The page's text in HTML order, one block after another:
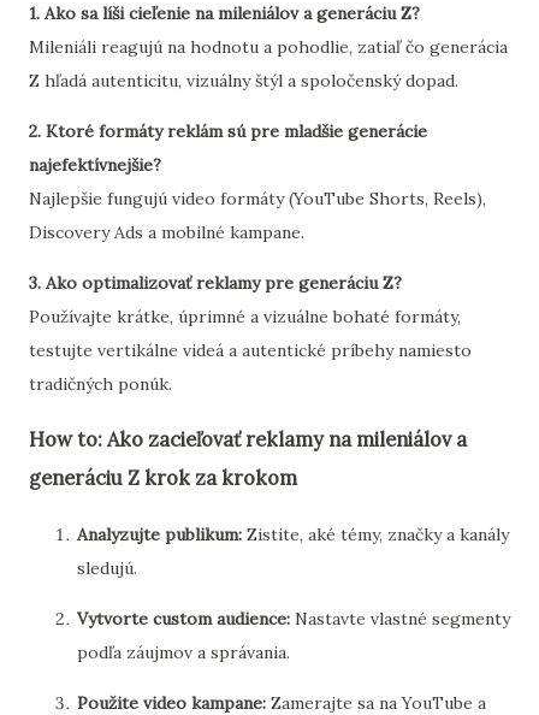
1. Ako sa líši cieľenie na mileniálov a generáciu Z?
Mileniáli reagujú na hodnotu a pohodlie, zatiaľ čo generácia
Z hľadá autenticitu, vizuálny štýl a spoločenský dopad.
2. Ktoré formáty reklám sú pre mladšie generácie
najefektívnejšie?
Najlepšie fungujú video formáty (YouTube Shorts, Reels),
Discovery Ads a mobilné kampane.
3. Ako optimalizovať reklamy pre generáciu Z?
Používajte krátke, úprimné a vizuálne bohaté formáty,
testujte vertikálne videá a autentické príbehy namiesto
tradičných ponúk.
How to: Ako zacieľovať reklamy na mileniálov a
generáciu Z krok za krokom
Analyzujte publikum: Zistite, aké témy, značky a kanály
sledujú.
Vytvorte custom audience: Nastavte vlastné segmenty
podľa záujmov a správania.
Použite video kampane: Zamerajte sa na YouTube a